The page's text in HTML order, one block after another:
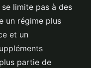
de
limite pas à des
un régime plus
et un
partie de